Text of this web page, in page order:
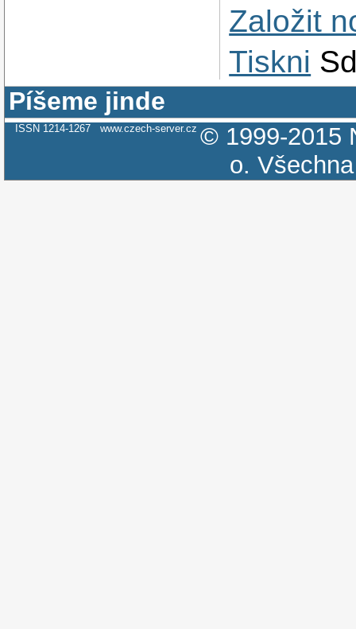
Založit
Tiskni
Píšeme jinde
ISSN 1214-1267 www.czech-server.cz © 1999-2015
o.